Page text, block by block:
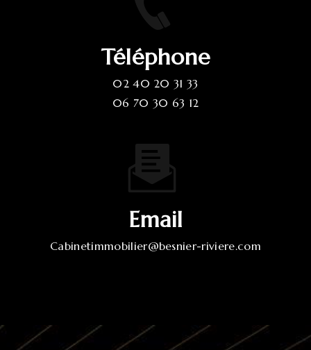
Téléphone
02 40 20 31 33
06 70 30 63 12
Email
cabinetimmobilier@besnier-riviere.com